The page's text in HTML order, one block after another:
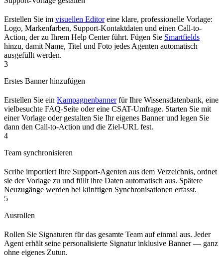
Erstellen Sie im visuellen Editoreine klare, professionelle Vorlage:
Logo, Markenfarben, Support-Kontaktdaten und einen Call-to-
Action, der zu Ihrem Help Center führt. Fügen Sie Smartfields
hinzu, damit Name, Titel und Foto jedes Agenten automatisch
ausgefüllt werden.
3
Erstes Banner hinzufügen
Erstellen Sie ein Kampagnenbannerfür Ihre Wissensdatenbank, eine
vielbesuchte FAQ-Seite oder eine CSAT-Umfrage. Starten Sie mit
einer Vorlage oder gestalten Sie Ihr eigenes Banner und legen Sie
dann den Call-to-Action und die Ziel-URL fest.
4
Team synchronisieren
Scribe importiert Ihre Support-Agenten aus dem Verzeichnis, ordnet
sie der Vorlage zu und füllt ihre Daten automatisch aus. Spätere
Neuzugänge werden bei künftigen Synchronisationen erfasst.
5
Ausrollen
Rollen Sie Signaturen für das gesamte Team auf einmal aus. Jeder
Agent erhält seine personalisierte Signatur inklusive Banner — ganz
ohne eigenes Zutun.